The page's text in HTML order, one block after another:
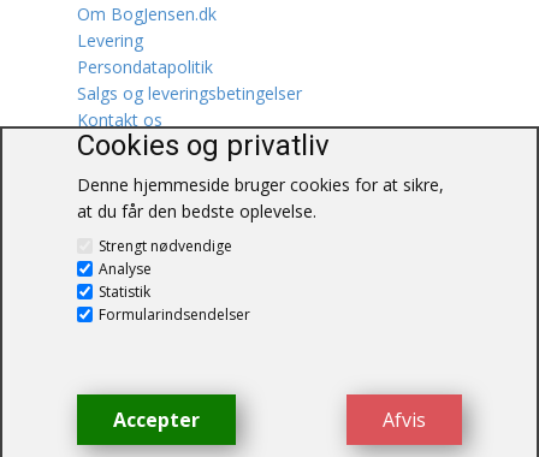
Lystfiskeri
Mad
Musik
Mytologi / Sagn / Sagaer
Naturen
Oldtidskundskab
Om BogJensen.dk
Levering
Persondatapolitik
Salgs og leveringsbetingelser
Kontakt os
Blåkærvej 25
6052 Viuf
Tlf.:60703190
© BogJensen.dk – Alle rettigheder
forbeholdes.
Cookies og privatliv
Denne hjemmeside bruger cookies for at sikre,
at du får den bedste oplevelse.
Strengt nødvendige
Analyse
Statistik
Formularindsendelser
Afvis
Accepter